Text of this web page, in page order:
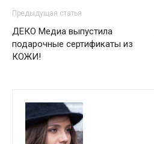
Предыдущая статья
ДЕКО Медиа выпустила
подарочные сертификаты из
КОЖИ!